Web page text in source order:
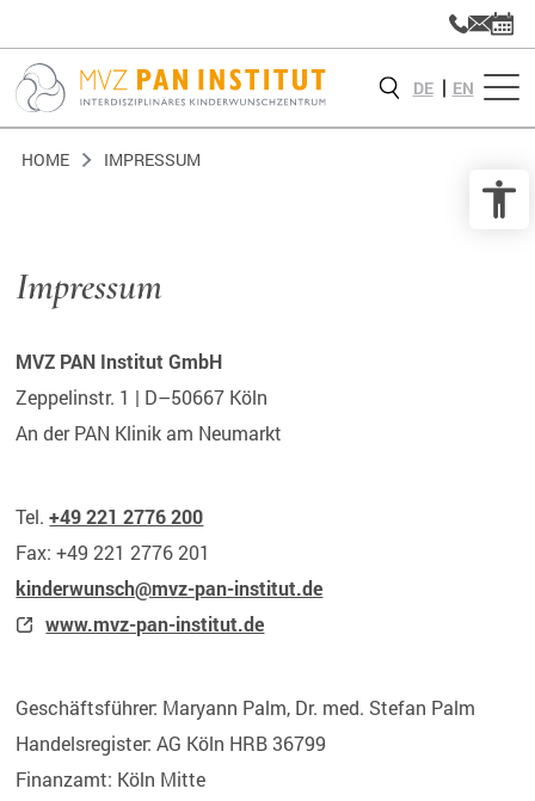
DE EN
HOME IMPRESSUM
Impressum
MVZ PAN Institut GmbH
Zeppelinstr. 1 | D–50667 Köln
An der PAN Klinik am Neumarkt
Tel.+49 221 2776 200
Fax: +49 221 2776 201
kinderwunsch@mvz-pan-institut.de
www.mvz-pan-institut.de
Geschäftsführer: Maryann Palm, Dr. med. Stefan Palm
Handelsregister: AG Köln HRB 36799
Finanzamt: Köln Mitte